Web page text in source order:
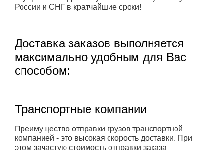
России и СНГ в кратчайшие сроки!
Доставка заказов выполняется
максимально удобным для Вас
способом:
Транспортные компании
Преимущество отправки грузов транспортной
компанией - это высокая скорость доставки. При
этом зачастую стоимость отправки заказа